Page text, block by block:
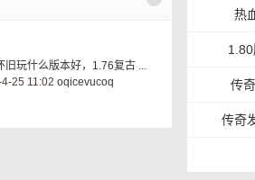
旧玩什么版本好，1.76复古 ...
25 11:02 oqicevucoq
热
传
传奇